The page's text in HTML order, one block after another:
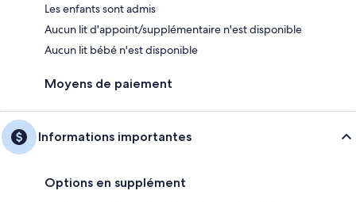
Les enfants sont admis
Aucun lit d'appoint/supplémentaire n'est disponible
Aucun lit bébé n'est disponible
Moyens de paiement
Informations importantes
Options en supplément